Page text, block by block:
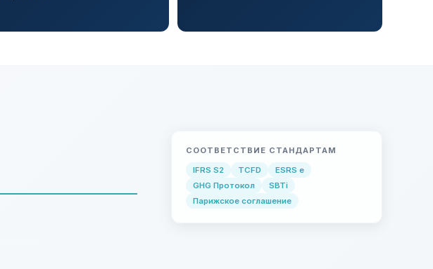
СООТВЕТСТВИЕ СТАНДАРТАМ
IFRS S2
TCFD
ESRS e
GHG Протокол
SBTi
Парижское соглашение